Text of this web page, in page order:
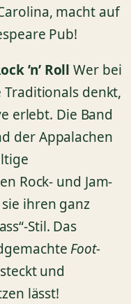
macht auf
Pub!
’n’ Roll Wer bei
denkt,
erlebt. Die Band
der Appalachen
Rock- und Jam-
ihren ganz
Stil. Das
Foot-
und
lässt!